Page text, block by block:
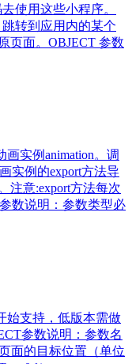
使用这些小程序。
跳转到应用内的某个
页面。OBJECT 参数
画实例animation。调
实例的export方法导
注意:export方法每次
数说明：参数类型必
始支持，低版本需做
参数说明：参数名
面的目标位置（单位